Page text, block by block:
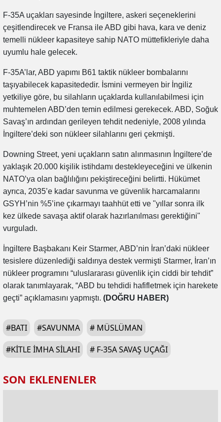
F-35A uçakları sayesinde İngiltere, askeri seçeneklerini
çeşitlendirecek ve Fransa ile ABD gibi hava, kara ve deniz
temelli nükleer kapasiteye sahip NATO müttefikleriyle daha
uyumlu hale gelecek.
F-35A’lar, ABD yapımı B61 taktik nükleer bombalarını
taşıyabilecek kapasitededir. İsmini vermeyen bir İngiliz
yetkiliye göre, bu silahların uçaklarda kullanılabilmesi için
muhtemelen ABD’den temin edilmesi gerekecek. ABD, Soğuk
Savaş’ın ardından gerileyen tehdit nedeniyle, 2008 yılında
İngiltere’deki son nükleer silahlarını geri çekmişti.
Downing Street, yeni uçakların satın alınmasının İngiltere’de
yaklaşık 20.000 kişilik istihdamı destekleyeceğini ve ülkenin
NATO’ya olan bağlılığını pekiştireceğini belirtti. Hükümet
ayrıca, 2035’e kadar savunma ve güvenlik harcamalarını
GSYH’nin %5’ine çıkarmayı taahhüt etti ve "yıllar sonra ilk
kez ülkede savaşa aktif olarak hazırlanılması gerektiğini"
vurguladı.
İngiltere Başbakanı Keir Starmer, ABD’nin İran’daki nükleer
tesislere düzenlediği saldırıya destek vermişti Starmer, İran’ın
nükleer programını “uluslararası güvenlik için ciddi bir tehdit”
olarak tanımlayarak, “ABD bu tehdidi hafifletmek için harekete
geçti” açıklamasını yapmıştı. (DOĞRU HABER)
#BATI #SAVUNMA # MÜSLÜMAN
#KITLE IMHA SILAHI # F-35A SAVAŞ UÇAĞI
SON EKLENENLER